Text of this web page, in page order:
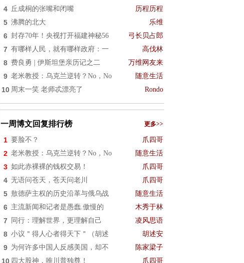
4 丘成桐的张嘴和闭嘴 历程历程
5 沸腾的北大 乐维
6 封存70年！央视打开福建神秘56 弓长贝占郎
7 有哪样人民，就有哪样政府：一 高伐林
8 费良勇 | 伊斯坦堡亲历记之二 万维网友来
9 老米教授：乌克兰逆转？No，No 随意生活
10 周末一笑 老师忒漂亮了 Rondo
一周博文回复排行榜 更多>>
1 要脸不？ 爪四哥
2 老米教授：乌克兰逆转？No，No 随意生活
3 如此赤裸裸的钱权交易！ 爪四哥
4 无语问苍天，苍天问老川 爪四哥
5 敖德萨主权的历史沿革与俄乌战 随意生活
6 主流新闻和记者是愚蠢.傲慢的 木秀于林
7 同行：理解世界，更理解自己 凌风思语
8 小议＂得人心者得天下＂（胡述 胡述安
9 为何许多中国人反感美国，却不 陈家梁子
10 四大股神，唯川普独尊！ 爪四哥